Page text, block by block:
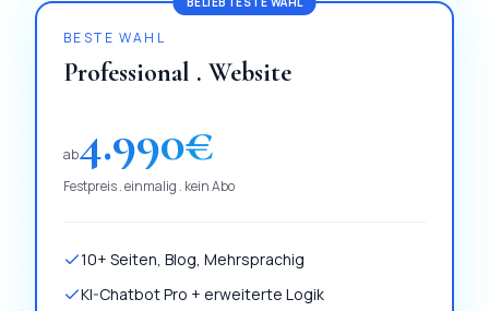
BESTE WAHL
Professional . Website
ab4.990€
Festpreis . einmalig . kein Abo
10+ Seiten, Blog, Mehrsprachig
KI-Chatbot Pro + erweiterte Logik